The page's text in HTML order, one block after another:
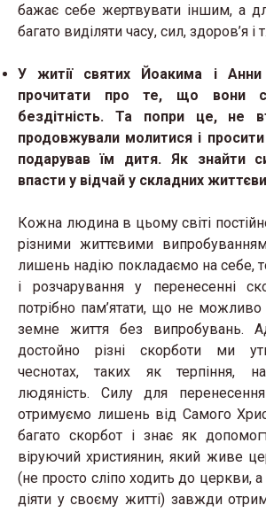
бажає себе жертвувати іншим, а
багато виділяти часу, сил, здоров’я і
У житії святих Йоакима і
прочитати про те, що вони
бездітність. Та попри це, не
продовжували молитися і
подарував їм дитя. Як знайти
впасти у відчай у складних
Кожна людина в цьому світі постійно
різними життєвими
лишень надію покладаємо на себе,
і розчарування у перенесенні
потрібно пам’ятати, що не
земне життя без випробувань.
достойно різні скорботи ми
чеснотах, таких як терпіння,
людяність. Силу для
отримуємо лишень від Самого
багато скорбот і знає як
віруючий християнин, який живе
(не просто сліпо ходить до церкви,
діяти у своєму житті) завжди